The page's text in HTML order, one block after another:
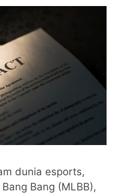
dunia esports,
Bang (MLBB),